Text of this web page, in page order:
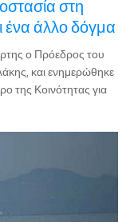
στη
άλλο δόγμα
ο Πρόεδρος του
και ενημερώθηκε
της Κοινότητας για